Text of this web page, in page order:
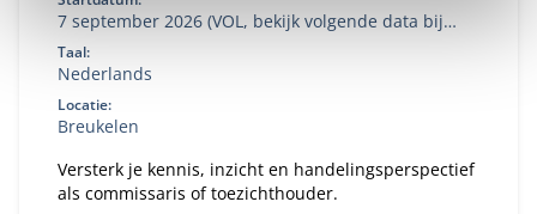
7 september 2026 (VOL, bekijk volgende data bij
'aanmelden')
Taal:
Nederlands
Locatie:
Breukelen
Versterk je kennis, inzicht en handelingsperspectief
als commissaris of toezichthouder.